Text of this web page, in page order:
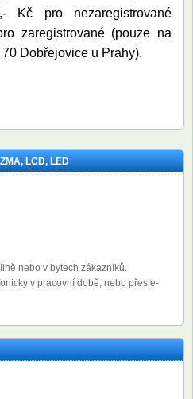
Kč pro nezaregistrované
zaregistrované (pouze na
Dobřejovice u Prahy).
LCD, LED
nebo v bytech zákazníků.
v pracovní době, nebo přes e-